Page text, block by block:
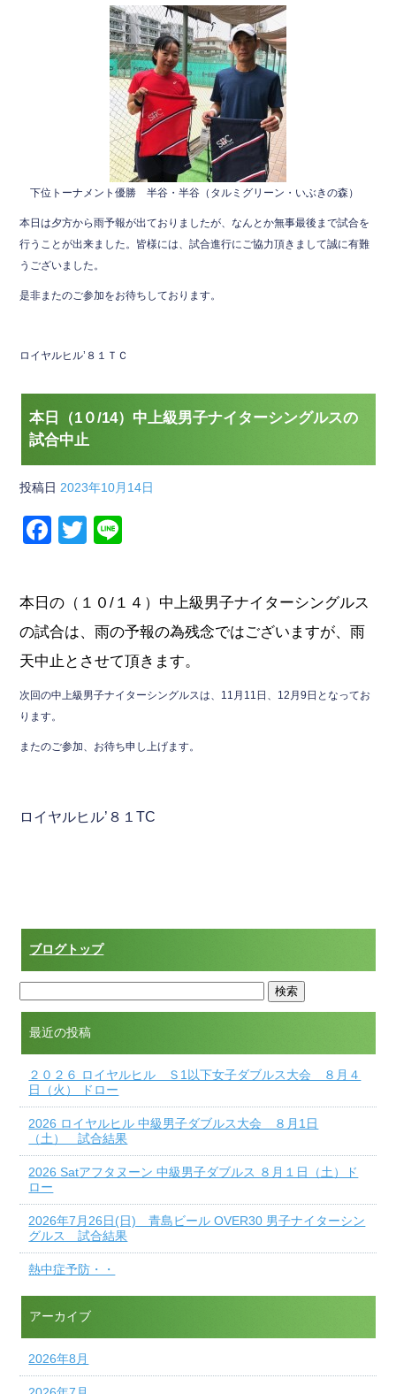
下位トーナメント優勝 半谷・半谷（タルミグリーン・いぶきの森）
本日は夕方から雨予報が出ておりましたが、なんとか無事最後まで試合を
行うことが出来ました。皆様には、試合進行にご協力頂きまして誠に有難
うございました。
是非またのご参加をお待ちしております。
ロイヤルヒル’８１ＴＣ
本日（1０/14）中上級男子ナイターシングルスの
試合中止
投稿日 2023年10月14日
F
e
b
o
o
k
T
er
本日の（１０/１４）中上級男子ナイターシングルス
の試合は、雨の予報の為残念ではございますが、雨
天中止とさせて頂きます。
次回の中上級男子ナイターシングルスは、11月11日、12月9日となってお
ります。
またのご参加、お待ち申し上げます。
ロイヤルヒル’８１TC
ブログトップ
最近の投稿
２０２６ ロイヤルヒル Ｓ1以下女子ダブルス大会 ８月４
日（火） ドロー
2026 ロイヤルヒル 中級男子ダブルス大会 ８月1日
（土） 試合結果
2026 Satアフタヌーン 中級男子ダブルス ８月１日（土）ド
ロー
2026年7月26日(日) 青島ビール OVER30 男子ナイターシン
グルス 試合結果
熱中症予防・・
アーカイブ
2026年8月